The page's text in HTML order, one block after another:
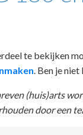
te bekijken
. Ben je
(huis)arts
door een